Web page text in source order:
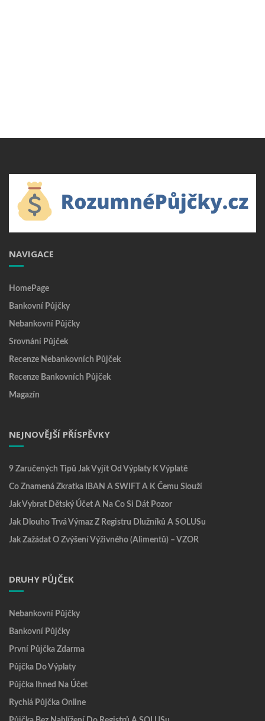
NAVIGACE
HomePage
Bankovní Půjčky
Nebankovní Půjčky
Srovnání Půjček
Recenze Nebankovních Půjček
Recenze Bankovních Půjček
Magazín
NEJNOVĚJŠÍ PŘÍSPĚVKY
9 Zaručených Tipů Jak Vyjít Od Výplaty K Výplatě
Co Znamená Zkratka IBAN A SWIFT A K Čemu Slouží
Jak Vybrat Dětský Účet A Na Co Si Dát Pozor
Jak Dlouho Trvá Výmaz Z Registru Dlužníků A SOLUSu
Jak Zažádat O Zvýšení Výživného (alimentů) – VZOR
DRUHY PŮJČEK
Nebankovní Půjčky
Bankovní Půjčky
První Půjčka Zdarma
Půjčka Do Výplaty
Půjčka Ihned Na Účet
Rychlá Půjčka Online